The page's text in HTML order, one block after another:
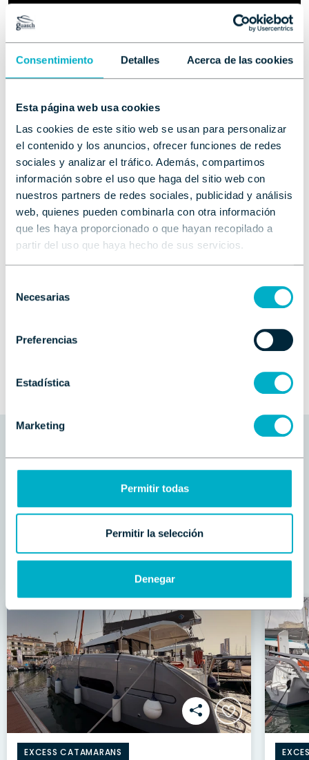
Consentimiento Detalles Acerca de las cookies
Esta página web usa cookies
Las cookies de este sitio web se usan para personalizar
el contenido y los anuncios, ofrecer funciones de redes
sociales y analizar el tráfico. Además, compartimos
información sobre el uso que haga del sitio web con
nuestros partners de redes sociales, publicidad y análisis
web, quienes pueden combinarla con otra información
que les haya proporcionado o que hayan recopilado a
partir del uso que haya hecho de sus servicios.
Necesarias
Preferencias
Estadística
Marketing
Permitir todas
Permitir la selección
Denegar
Ofertas
relacionadas
Consulta las ofertas destacadas de nuestro stock
EXCESS CATAMARANS